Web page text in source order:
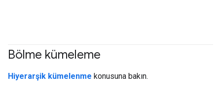
Bölme kümeleme
Hiyerarşik kümelenme konusuna bakın.